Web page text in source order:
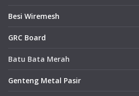
Besi Wiremesh
GRC Board
Batu Bata Merah
Genteng Metal Pasir